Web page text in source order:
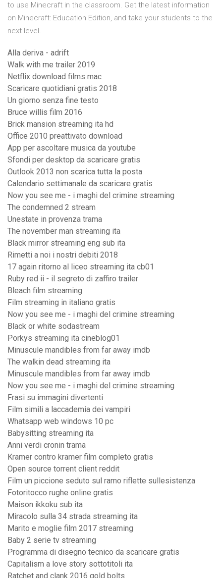
to use Minecraft in the classroom. Get the latest information
on Minecraft: Education Edition, and take your students to the
next level.
Alla deriva - adrift
Walk with me trailer 2019
Netflix download films mac
Scaricare quotidiani gratis 2018
Un giorno senza fine testo
Bruce willis film 2016
Brick mansion streaming ita hd
Office 2010 preattivato download
App per ascoltare musica da youtube
Sfondi per desktop da scaricare gratis
Outlook 2013 non scarica tutta la posta
Calendario settimanale da scaricare gratis
Now you see me - i maghi del crimine streaming
The condemned 2 stream
Unestate in provenza trama
The november man streaming ita
Black mirror streaming eng sub ita
Rimetti a noi i nostri debiti 2018
17 again ritorno al liceo streaming ita cb01
Ruby red ii - il segreto di zaffiro trailer
Bleach film streaming
Film streaming in italiano gratis
Now you see me - i maghi del crimine streaming
Black or white sodastream
Porkys streaming ita cineblog01
Minuscule mandibles from far away imdb
The walkin dead streaming ita
Minuscule mandibles from far away imdb
Now you see me - i maghi del crimine streaming
Frasi su immagini divertenti
Film simili a laccademia dei vampiri
Whatsapp web windows 10 pc
Babysitting streaming ita
Anni verdi cronin trama
Kramer contro kramer film completo gratis
Open source torrent client reddit
Film un piccione seduto sul ramo riflette sullesistenza
Fotoritocco rughe online gratis
Maison ikkoku sub ita
Miracolo sulla 34 strada streaming ita
Marito e moglie film 2017 streaming
Baby 2 serie tv streaming
Programma di disegno tecnico da scaricare gratis
Capitalism a love story sottotitoli ita
Ratchet and clank 2016 gold bolts